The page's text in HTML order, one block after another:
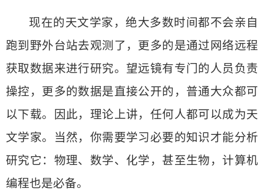
现在的天文学家，绝大多数时间都不会亲自
跑到野外台站去观测了，更多的是通过网络远程
获取数据来进行研究。望远镜有专门的人员负责
操控，更多的数据是直接公开的，普通大众都可
以下载。因此，理论上讲，任何人都可以成为天
文学家。当然，你需要学习必要的知识才能分析
研究它：物理、数学、化学，甚至生物，计算机
编程也是必备。